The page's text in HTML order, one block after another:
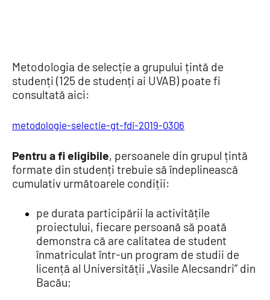
Metodologia de selecție a grupului țintă de
studenți (125 de studenți ai UVAB) poate fi
consultată aici:
metodologie-selectie-gt-fdi-2019-0306
Pentru a fi eligibile, persoanele din grupul țintă
formate din studenți trebuie să îndeplinească
cumulativ următoarele condiții:
pe durata participării la activitățile
proiectului, fiecare persoană să poată
demonstra că are calitatea de student
înmatriculat într-un program de studii de
licență al Universității „Vasile Alecsandri” din
Bacău;